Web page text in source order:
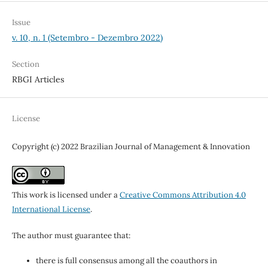
Issue
v. 10, n. 1 (Setembro - Dezembro 2022)
Section
RBGI Articles
License
Copyright (c) 2022 Brazilian Journal of Management & Innovation
This work is licensed under aCreative Commons Attribution 4.0
International License.
The author must guarantee that:
there is full consensus among all the coauthors in